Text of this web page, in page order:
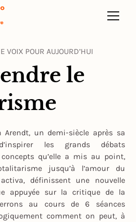
VOIX POUR AUJOURD’HUI
le
Arendt, un demi-siècle après sa
les grands débats
qu’elle a mis au point,
jusqu’à l’amour du
définissent une nouvelle
appuyée sur la critique de la
au cours de 6 séances
comment on peut, à